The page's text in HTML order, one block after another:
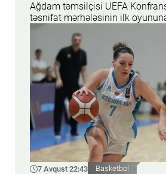
Ağdam təmsilçisi UEFA
təsnifat mərhələsinin ilk oyununa
7 Avqust 22:43 Basketbol